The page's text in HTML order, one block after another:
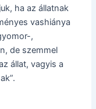
ha az állatnak
vashiánya
,
de szemmel
állat, vagyis a